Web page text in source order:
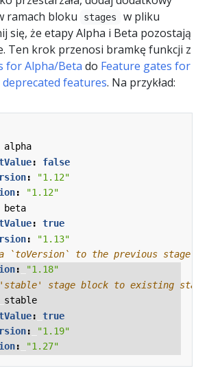
ramach bloku stages
w pliku
się, że etapy Alpha i Beta pozostają
Ten krok przenosi bramkę funkcji z
for Alpha/Beta do Feature gates for
features. Na przykład:
alpha
:
false
:
"1.12"
:
"1.12"
beta
:
true
:
"1.13"
a `toVersion` to the previous stage.
:
"1.18"
'stable' stage block to existing
stable
:
true
:
"1.19"
: "1.27"